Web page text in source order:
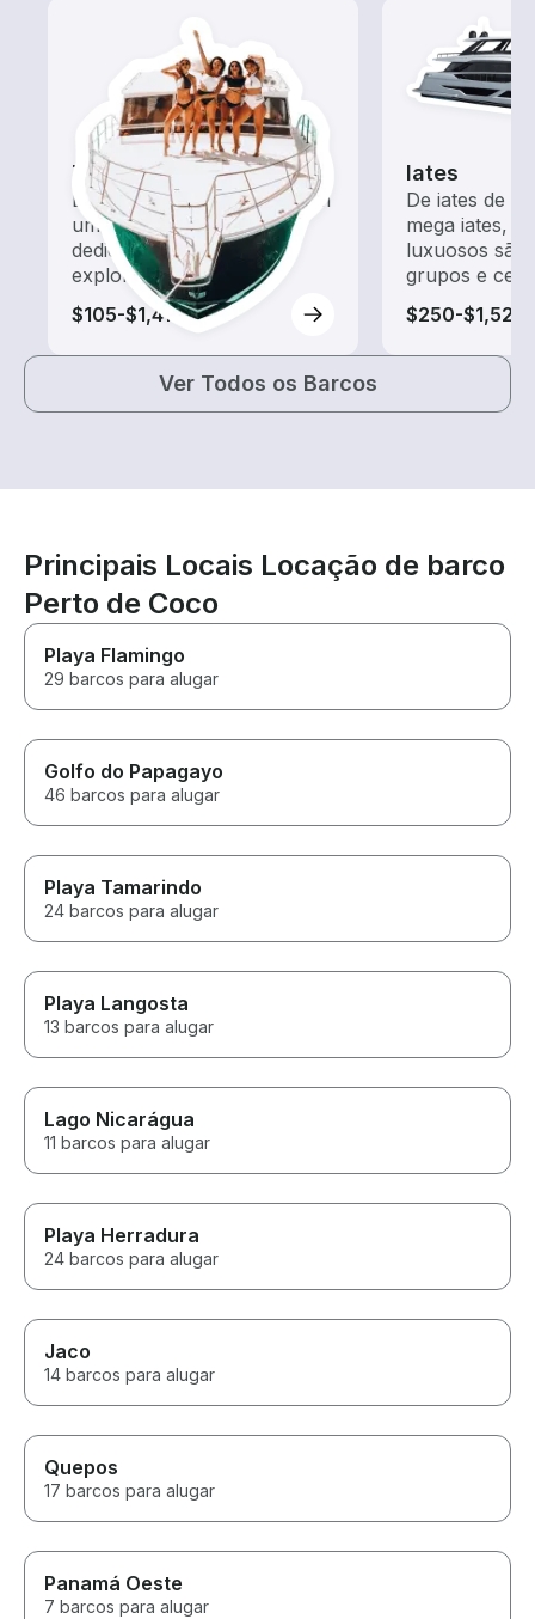
Tours
Explore as águas locais com
um aluguel de barco
dedicado a passeios e
exploração
$105-$1,410
Iates
De iates de
mega iates,
luxuosos são
grupos e
$250-$1,520
Ver Todos os Barcos
Principais Locais Locação de barco
Perto de Coco
Playa Flamingo
29 barcos para alugar
Golfo do Papagayo
46 barcos para alugar
Playa Tamarindo
24 barcos para alugar
Playa Langosta
13 barcos para alugar
Lago Nicarágua
11 barcos para alugar
Playa Herradura
24 barcos para alugar
Jaco
14 barcos para alugar
Quepos
17 barcos para alugar
Panamá Oeste
7 barcos para alugar